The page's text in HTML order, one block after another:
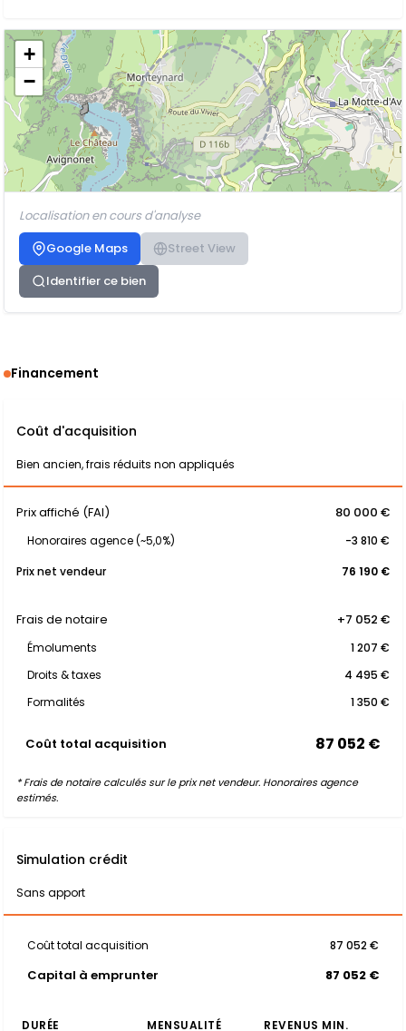
+
−
Localisation en cours d'analyse
Google Maps
Street View
Identifier ce bien
Financement
Coût d'acquisition
Bien ancien, frais réduits non appliqués
Prix affiché (FAI) 80 000 €
Honoraires agence (~5,0%)
-3 810 €
Prix net vendeur
76 190 €
Frais de notaire +7 052 €
Émoluments
1 207 €
Droits & taxes
4 495 €
Formalités
1 350 €
Coût total acquisition 87 052 €
* Frais de notaire calculés sur le prix net vendeur. Honoraires agence
estimés.
Simulation crédit
Sans apport
Coût total acquisition 87 052 €
Capital à emprunter 87 052 €
DURÉE MENSUALITÉ REVENUS MIN.